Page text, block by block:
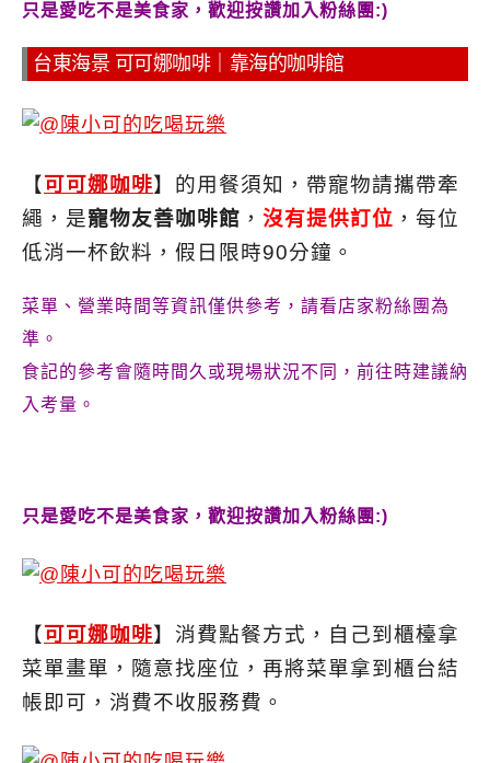
只是愛吃不是美食家，歡迎按讚加入粉絲團:)
台東海景 可可娜咖啡｜靠海的咖啡館
【可可娜咖啡】的用餐須知，帶寵物請攜帶牽
繩，是寵物友善咖啡館 ， 沒有提供訂位 ，每位
低消一杯飲料，假日限時90分鐘。
菜單、營業時間等資訊僅供參考，請看店家粉絲團為
準。
食記的參考會隨時間久或現場狀況不同，前往時建議納
入考量。
只是愛吃不是美食家，歡迎按讚加入粉絲團:)
【可可娜咖啡】消費點餐方式，自己到櫃檯拿
菜單畫單，隨意找座位，再將菜單拿到櫃台結
帳即可，消費不收服務費。